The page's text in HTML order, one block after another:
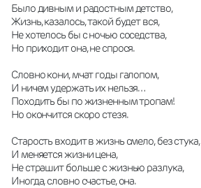
Было дивным и радостным детство,
Жизнь, казалось, такой будет вся,
Не хотелось бы с ночью соседства,
Но приходит она, не спрося.
Словно кони, мчат годы галопом,
И ничем удержать их нельзя…
Походить бы по жизненным тропам!
Но окончится скоро стезя.
Старость входит в жизнь смело, без стука,
И меняется жизни цена,
Не страшит больше с жизнью разлука,
Иногда, словно счастье, она.